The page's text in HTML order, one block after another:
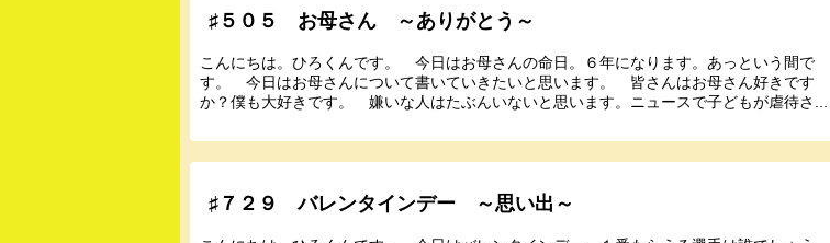
♯５０５ お母さん ～ありがとう～
こんにちは。ひろくんです。 今日はお母さんの命日。６年になります。あっという間で
す。 今日はお母さんについて書いていきたいと思います。 皆さんはお母さん好きです
か？僕も大好きです。 嫌いな人はたぶんいないと思います。ニュースで子どもが虐待さ...
♯７２９ バレンタインデー ～思い出～